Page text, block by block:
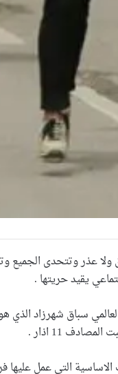
عذر وتتحدى الجميع
يقيد حريتها .
سباق شهرزاد
11 اذار .
التي عمل